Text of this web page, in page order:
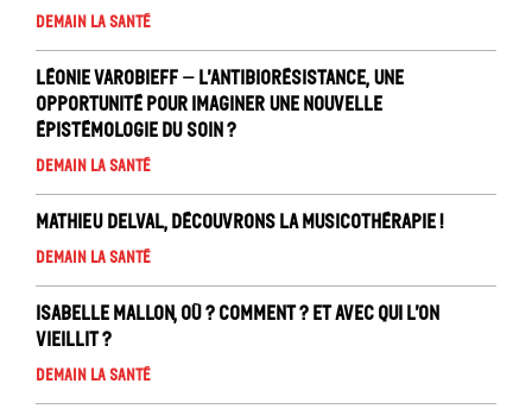
Demain la santé
Léonie Varobieff – L’antibiorésistance, une
opportunité pour imaginer une nouvelle
épistémologie du soin ?
Demain la santé
Mathieu Delval, Découvrons la musicothérapie !
Demain la santé
Isabelle Mallon, Où ? comment ? Et avec qui l’on
vieillit ?
Demain la santé